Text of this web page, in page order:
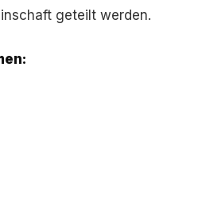
geteilt werden.